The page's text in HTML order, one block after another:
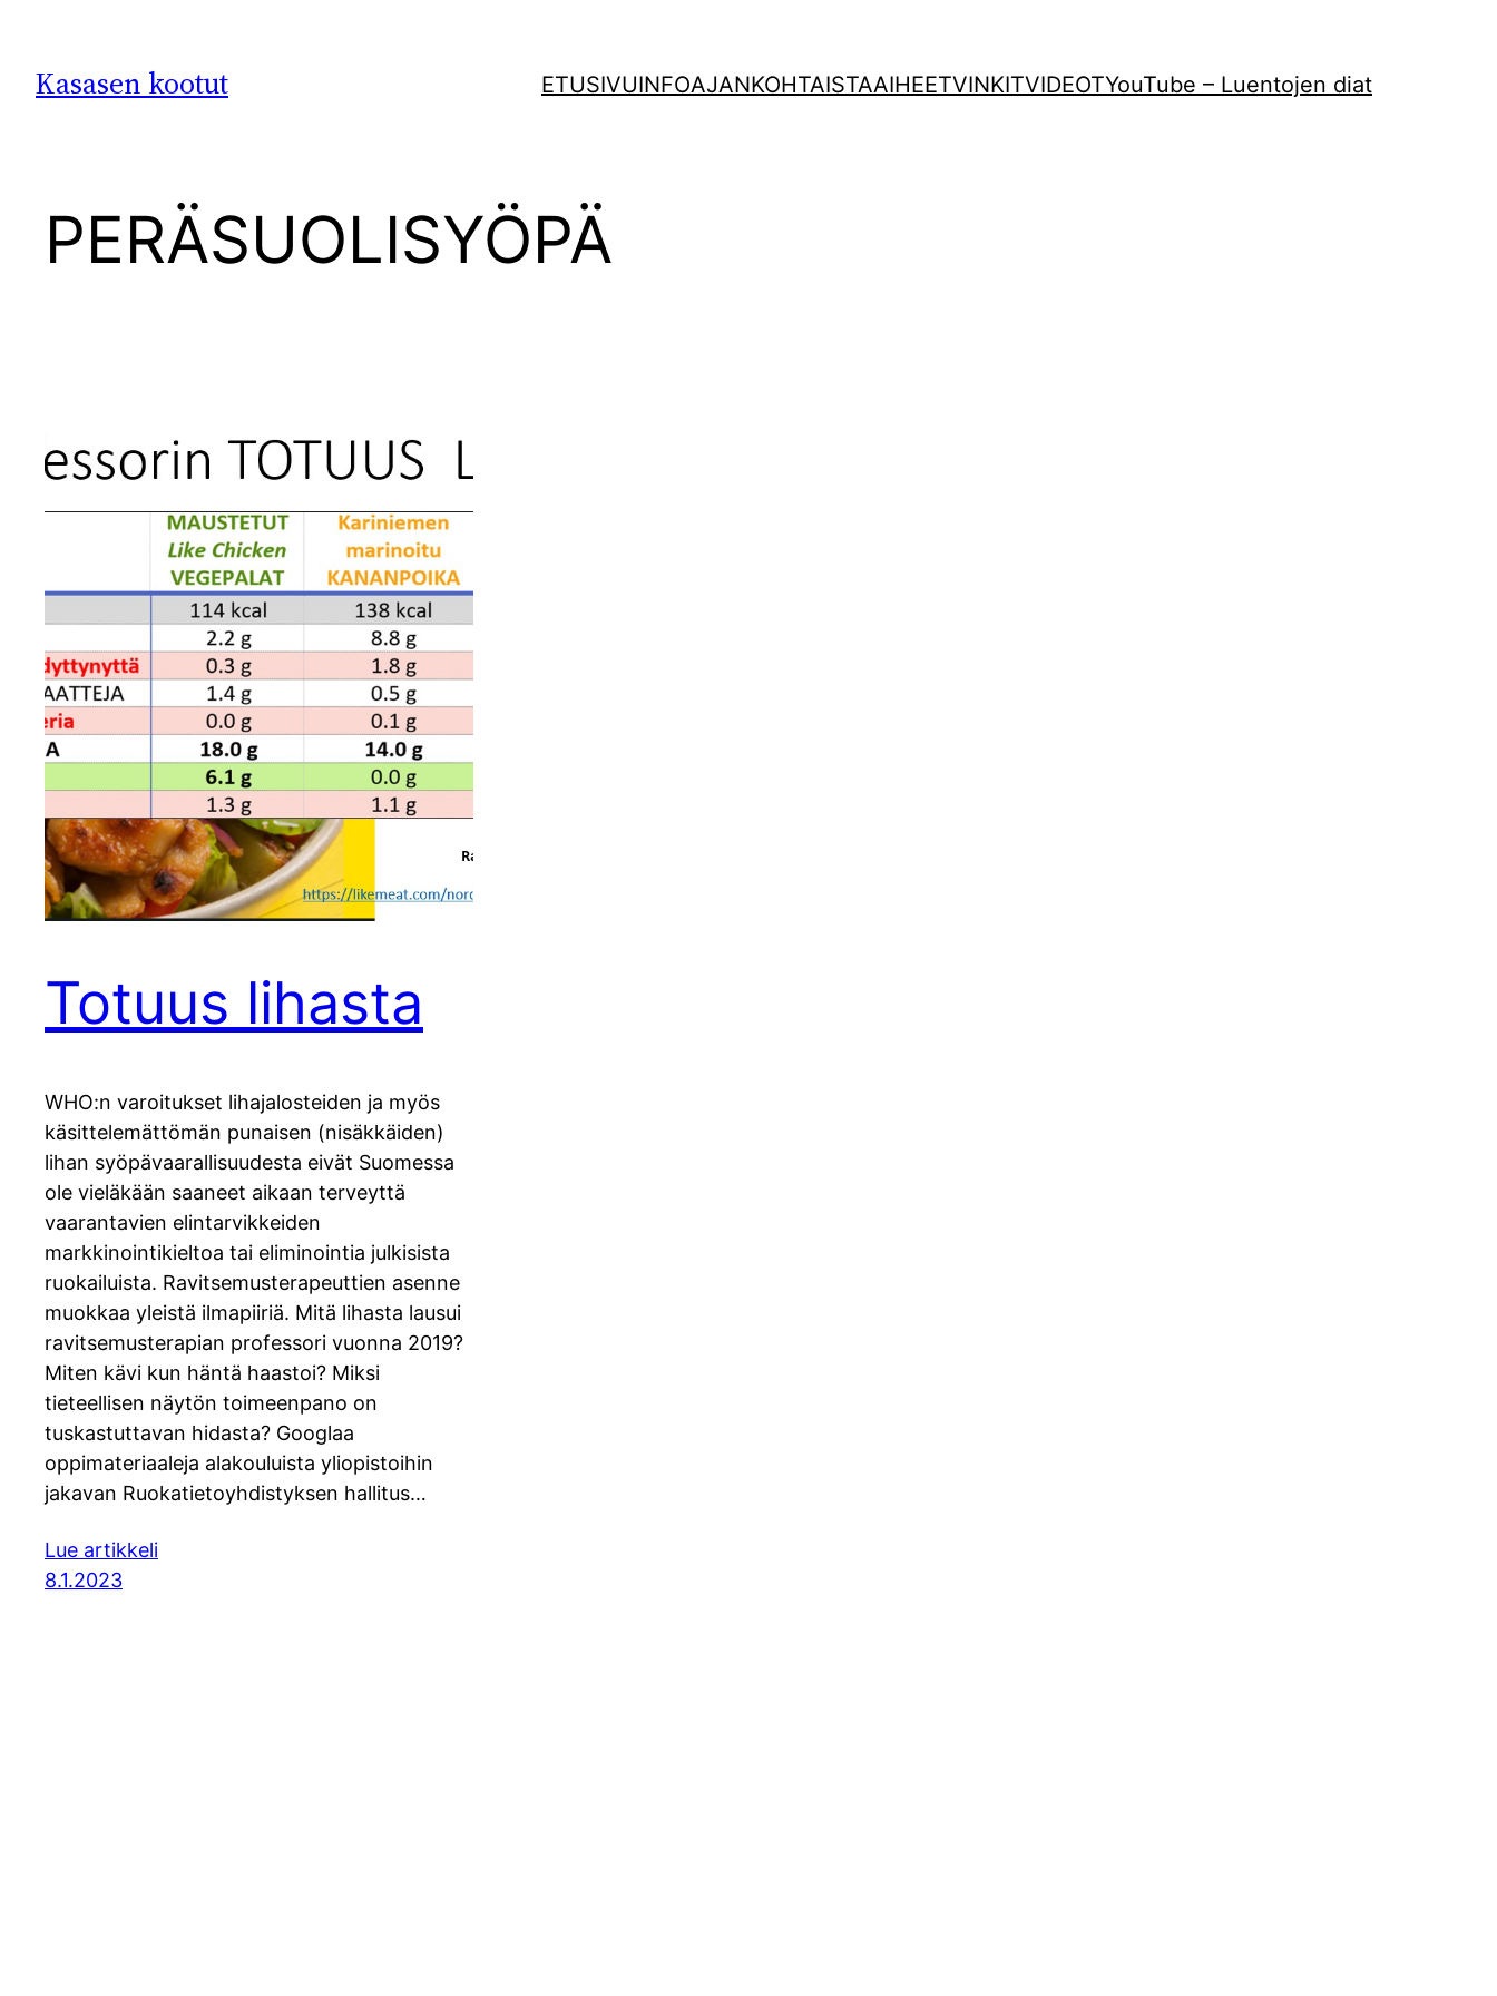
Kasasen kootut ETUSIVUINFOAJANKOHTAISTAAIHEETVINKITVIDEOTYouTube – Luentojen diat
PERÄSUOLISYÖPÄ
Totuus lihasta
WHO:n varoitukset lihajalosteiden ja myös
käsittelemättömän punaisen (nisäkkäiden)
lihan syöpävaarallisuudesta eivät Suomessa
ole vieläkään saaneet aikaan terveyttä
vaarantavien elintarvikkeiden
markkinointikieltoa tai eliminointia julkisista
ruokailuista. Ravitsemusterapeuttien asenne
muokkaa yleistä ilmapiiriä. Mitä lihasta lausui
ravitsemusterapian professori vuonna 2019?
Miten kävi kun häntä haastoi? Miksi
tieteellisen näytön toimeenpano on
tuskastuttavan hidasta? Googlaa
oppimateriaaleja alakouluista yliopistoihin
jakavan Ruokatietoyhdistyksen hallitus…
Lue artikkeli
8.1.2023